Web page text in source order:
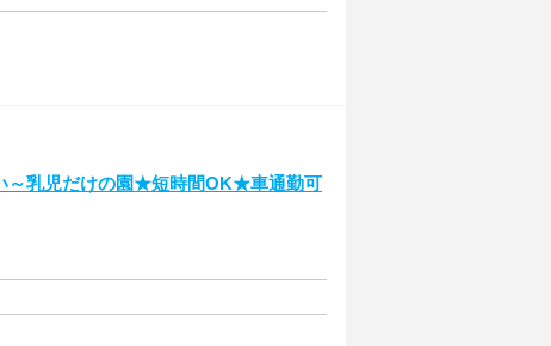
～乳児だけの園★短時間OK★車通勤可